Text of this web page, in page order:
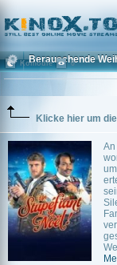
Home
Berauschende
Klicke hier um
Komödie 0